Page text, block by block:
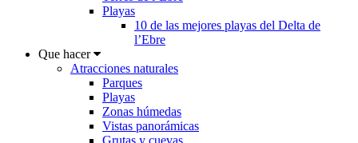
Playas
10 de las mejores playas del Delta de
l’Ebre
Que hacer
Atracciones naturales
Parques
Playas
Zonas húmedas
Vistas panorámicas
Grutas y cuevas